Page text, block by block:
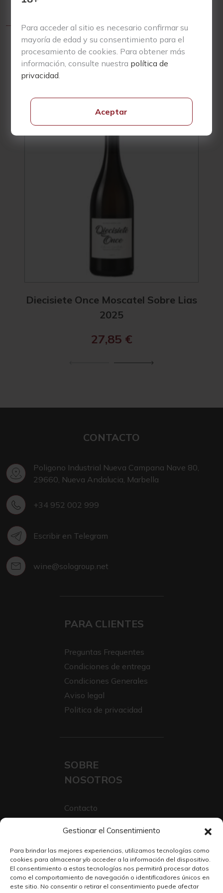
Para acceder al sitio es necesario confirmar su
mayoría de edad y su consentimiento para el
procesamiento de cookies. Para obtener más
información, consulte nuestra política de
privacidad
Aceptar
Gestionar el Consentimiento
Para brindar las mejores experiencias, utilizamos tecnologías como
cookies para almacenar y/o acceder a la información del dispositivo.
El consentimiento a estas tecnologías nos permitirá procesar datos
como el comportamiento de navegación o identificadores únicos en
este sitio. No consentir o retirar el consentimiento puede afectar
Diecisiete Once Moscatel Sobre Lias
2025
27,85 €
CONTACTO
Poligono Industrial Nueva Campana Nave 80,
29660, Nueva Andalucia, Marbella
+34 952 002 999
Escribir en Telegram
wine@sologroup.net
PARA CLIENTES
Preguntas Frequentes
Condiciones de entrega
Condiciones Generales
Aviso legal
Politica de privacidad
SOBRE
NOSOTROS
Contacto